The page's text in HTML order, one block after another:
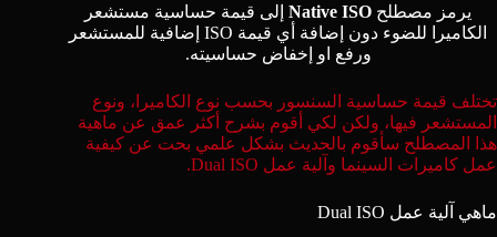
يرمز مصطلح Native ISOإلى قيمة حساسية مستشعر
الكاميرا للضوء دون إضافة أي قيمة ISO إضافية للمستشعر
ورفع او إخفاض حساسيته.
تختلف قيمة حساسية السنسور بحسب نوع الكاميرا، ونوع
المستشعر فيها، ولكن لكي أقوم بشرح أكثر عمق عن ماهية
هذا المصطلح سأقوم بالحديث بشكل علمي بحت عن كيفية
عمل كاميرات السينما وآلية عمل Dual ISO.
ماهي آلية عمل Dual ISO